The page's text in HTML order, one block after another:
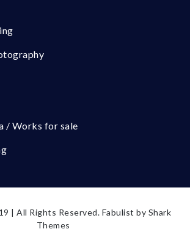
/ Works for sale
| All Rights Reserved. Fabulist by Shark
Themes